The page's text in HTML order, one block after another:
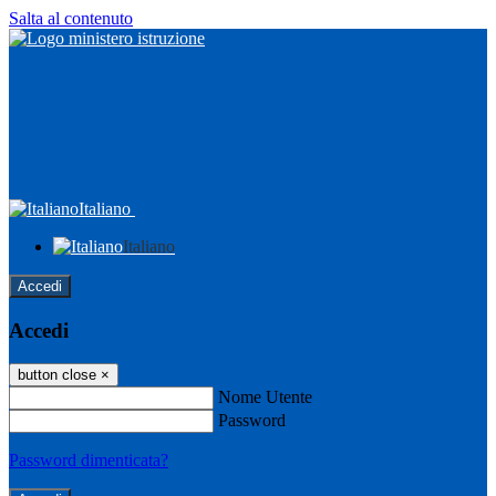
Salta al contenuto
Italiano
Italiano
Accedi
Accedi
button close ×
Nome Utente
Password
Password dimenticata?